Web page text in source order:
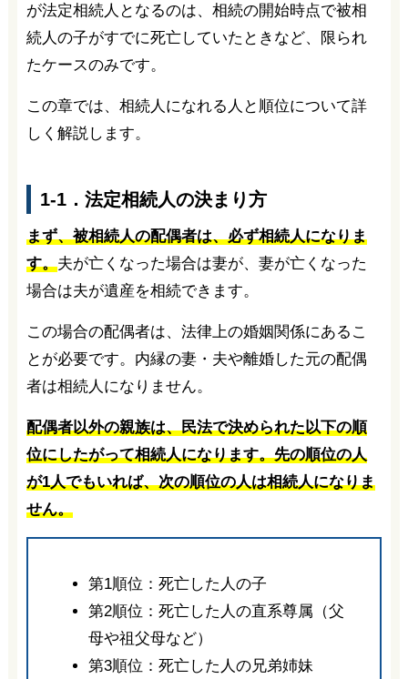
が法定相続人となるのは、相続の開始時点で被相
続人の子がすでに死亡していたときなど、限られ
たケースのみです。
この章では、相続人になれる人と順位について詳
しく解説します。
1-1．法定相続人の決まり方
まず、被相続人の配偶者は、必ず相続人になりま
す。夫が亡くなった場合は妻が、妻が亡くなった
場合は夫が遺産を相続できます。
この場合の配偶者は、法律上の婚姻関係にあるこ
とが必要です。内縁の妻・夫や離婚した元の配偶
者は相続人になりません。
配偶者以外の親族は、民法で決められた以下の順
位にしたがって相続人になります。先の順位の人
が1人でもいれば、次の順位の人は相続人になりま
せん。
第1順位：死亡した人の子
第2順位：死亡した人の直系尊属（父
母や祖父母など）
第3順位：死亡した人の兄弟姉妹